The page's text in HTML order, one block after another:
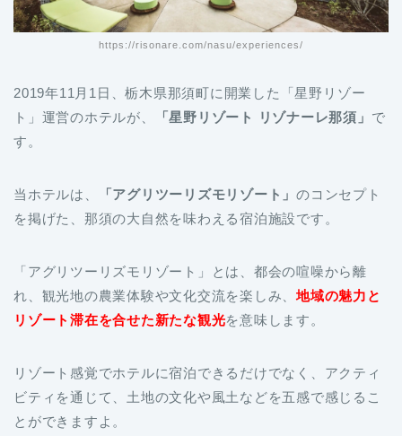
https://risonare.com/nasu/experiences/
2019年11月1日、栃木県那須町に開業した「星野リゾー
ト」運営のホテルが、
「星野リゾート リゾナーレ那須」 で
す。
当ホテルは、 「アグリツーリズモリゾート」のコンセプト
を掲げた、那須の大自然を味わえる宿泊施設です。
「アグリツーリズモリゾート」とは、都会の喧噪から離
れ、観光地の農業体験や文化交流を楽しみ、地域の魅力と
リゾート滞在を合せた新たな観光を意味します。
リゾート感覚でホテルに宿泊できるだけでなく、アクティ
ビティを通じて、土地の文化や風土などを五感で感じるこ
とができますよ。